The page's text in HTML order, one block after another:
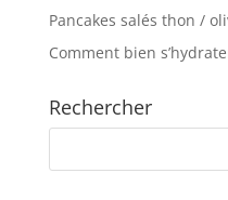
Pancakes salés thon /
Comment bien
Rechercher